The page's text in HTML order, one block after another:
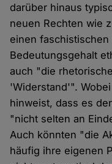
darüber hinaus
neuen Rechten wie
einen
Bedeutungsgehalt
auch "die
'Widerstand'".
hinweist, dass es
"nicht selten an
Auch könnten "die
häufig ihre eigenen